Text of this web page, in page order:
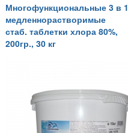
Многофункциональные 3 в 1
медленнорастворимые
стаб. таблетки хлора 80%,
200гр., 30 кг